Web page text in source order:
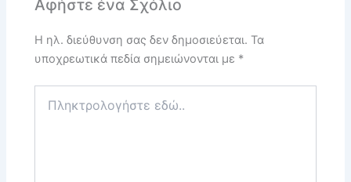
Αφήστε ένα Σχόλιο
Η ηλ. διεύθυνση σας δεν δημοσιεύεται. Τα
υποχρεωτικά πεδία σημειώνονται με *
εδώ..